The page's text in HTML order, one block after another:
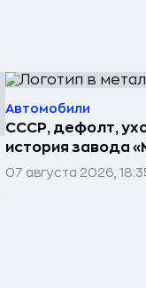
Автомобили
СССР, дефолт,
история завода
07 августа 2026,